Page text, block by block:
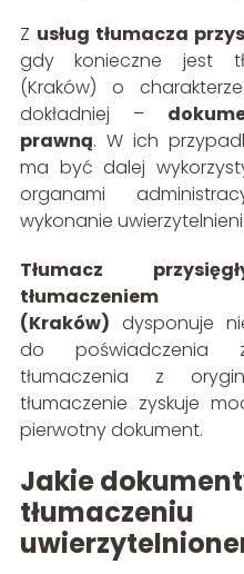
Z usług tłumacza
gdy konieczne jest
(Kraków) o
dokładniej –
prawną. W ich
ma być dalej
organami
wykonanie
Tłumacz
(Kraków) dysponuje
do poświadczenia
tłumaczenia z
tłumaczenie zyskuje
pierwotny dokument.
Jakie
tłumaczeniu